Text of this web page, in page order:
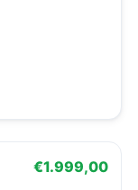
€1.999,00